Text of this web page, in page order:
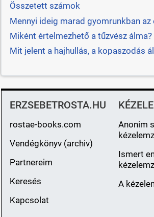
Összetett számok
Mennyi ideig marad gyomrunkban az
Miként értelmezhető a tűzvész álma?
Mit jelent a hajhullás, a kopaszodás
ERZSEBETROSTA.HU
rostae-books.com
Vendégkönyv (archiv)
Partnereim
Keresés
Kapcsolat
Anonim
Ismert
A